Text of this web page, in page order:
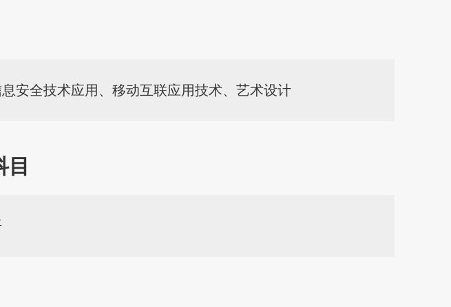
安全技术应用、移动互联应用技术、 艺术设计